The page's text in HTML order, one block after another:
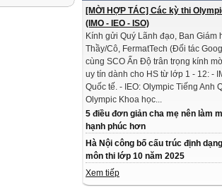
[MỜI HỢP TÁC] Các kỳ thi
(IMO - IEO - ISO)
Kính gửi Quý Lãnh đạo, Ban Giám
Thầy/Cô, FermatTech (Đối tác
cùng SCO Ấn Độ trân trọng kính
uy tín dành cho HS từ lớp 1 - 12: -
Quốc tế. - IEO: Olympic Tiếng Anh
Olympic Khoa học...
5 điều đơn giản cha mẹ nên làm
hạnh phúc hơn
Hà Nội công bố cấu trúc định
môn thi lớp 10 năm 2025
Xem tiếp